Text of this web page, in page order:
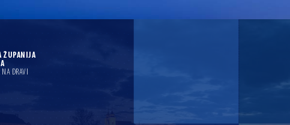
ŽUPANIJA
NA DRAVI